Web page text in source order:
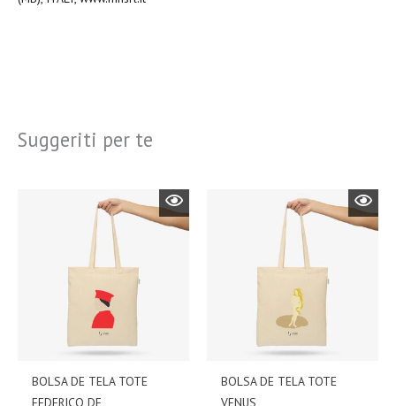
Suggeriti per te
BOLSA DE TELA TOTE
FEDERICO DE
BOLSA DE TELA TOTE
VENUS